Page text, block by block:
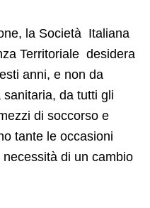
la Società Italiana
Territoriale desidera
anni, e non da
sanitaria, da tutti gli
di soccorso e
tante le occasioni
di un cambio